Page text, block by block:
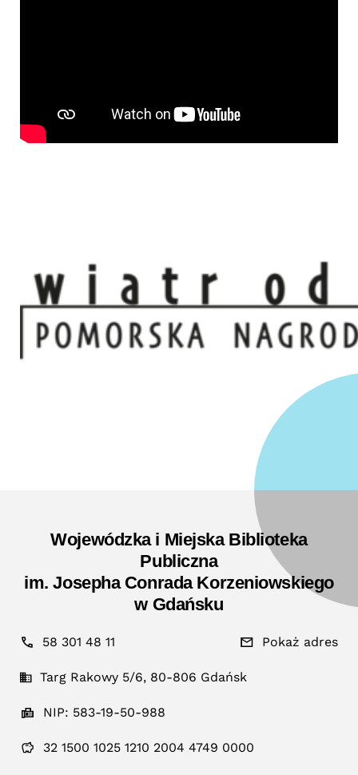
Wojewódzka i Miejska Biblioteka
Publiczna
im. Josepha Conrada Korzeniowskiego
w Gdańsku
58 301 48 11 Pokaż adres
Targ Rakowy 5/6, 80-806 Gdańsk
NIP: 583-19-50-988
32 1500 1025 1210 2004 4749 0000